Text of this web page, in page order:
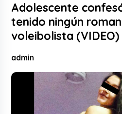
Adolescente
tenido ningún
voleibolista (VIDEO)
admin